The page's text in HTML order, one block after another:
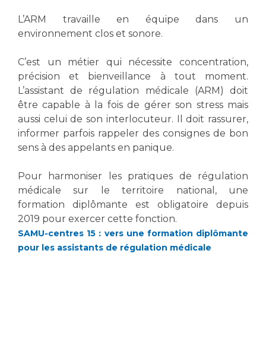
Les recherches en santé à l’AP-HM
Lieu de santé sans tabac
L’ARM travaille en équipe dans un
environnement clos et sonore.
C’est un métier qui nécessite concentration,
précision et bienveillance à tout moment.
L’assistant de régulation médicale (ARM) doit
être capable à la fois de gérer son stress mais
aussi celui de son interlocuteur. Il doit rassurer,
informer parfois rappeler des consignes de bon
sens à des appelants en panique.
Pour harmoniser les pratiques de régulation
médicale sur le territoire national, une
formation diplômante est obligatoire depuis
2019 pour exercer cette fonction.
SAMU-centres 15 : vers une formation diplômante
pour les assistants de régulation médicale